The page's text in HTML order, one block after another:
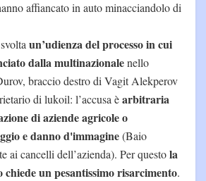
affiancato in auto minacciandolo di
un’udienza del processo in cui
dalla multinazionalenello
braccio destro di Vagit Alekperov
di lukoil: l’accusa èarbitraria
di aziende agricole o
e danno d'immagine(Baio
ai cancelli dell’azienda). Per questola
chiede un pesantissimo risarcimento.